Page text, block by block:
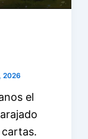
2026
el